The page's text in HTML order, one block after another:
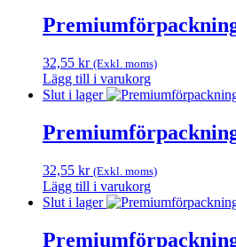
kan
väljas
på
produktsidan
32,55 kr (Exkl. moms)
Lägg till i varukorg
Slut i lager
32,55 kr (Exkl. moms)
Lägg till i varukorg
Slut i lager